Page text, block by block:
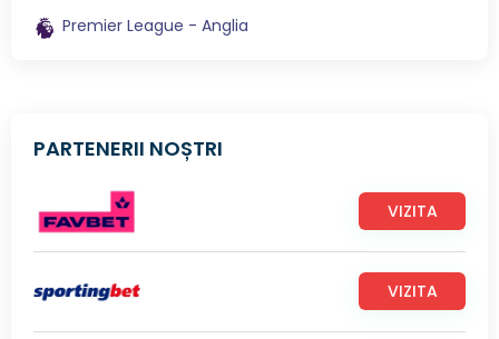
Premier League - Anglia
PARTENERII NOȘTRI
VIZITA
VIZITA